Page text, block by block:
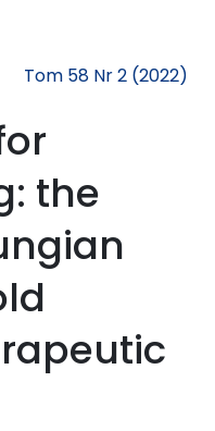
Tom 58 Nr 2 (2022)
the